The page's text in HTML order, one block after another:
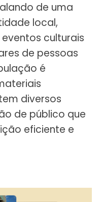
de uma
local,
culturais
de pessoas
é
diversos
de público que
eficiente e